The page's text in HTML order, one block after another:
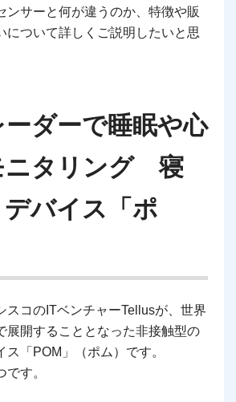
ンサーと何が違うのか、特徴や販
について詳しくご説明したいと思
ーダーで睡眠や心
ニタリング 寝
バイス「ポ
スコのITベンチャーTellusが、世界
展開することとなった非接触型の
「POM」（ポム）です。
す。